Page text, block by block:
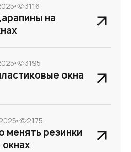
3116
на
3195
окна
2175
менять резинки